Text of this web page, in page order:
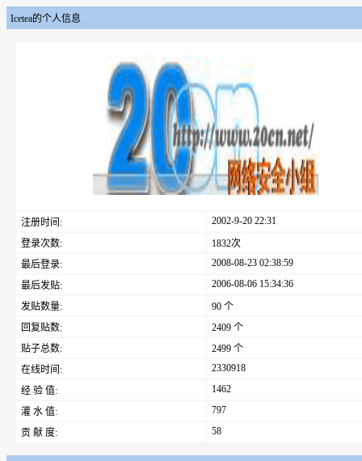
Icetea的个人信息
注册时间:
2002-9-20 22:31
登录次数:
1832次
最后登录:
2008-08-23 02:38:59
最后发贴:
2006-08-06 15:34:36
发贴数量:
90 个
回复贴数:
2409 个
贴子总数:
2499 个
在线时间:
2330918
经 验 值:
1462
灌 水 值:
797
贡 献 度:
58